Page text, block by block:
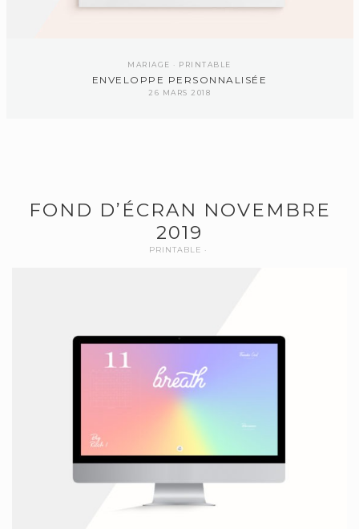
MARIAGE PRINTABLE
ENVELOPPE PERSONNALISÉE
26 MARS 2018
FOND D’ÉCRAN NOVEMBRE
2019
PRINTABLE